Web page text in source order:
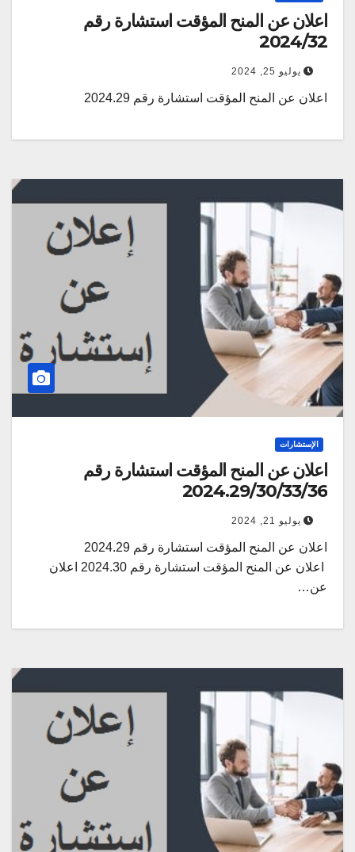
اعلان عن المنح المؤقت استشارة رقم
2024/32
يوليو 25, 2024
اعلان عن المنح المؤقت استشارة رقم 2024.29
الإستشارات
اعلان عن المنح المؤقت استشارة رقم
2024.29/30/33/36
يوليو 21, 2024
اعلان عن المنح المؤقت استشارة رقم 2024.30 اعلان
عن…